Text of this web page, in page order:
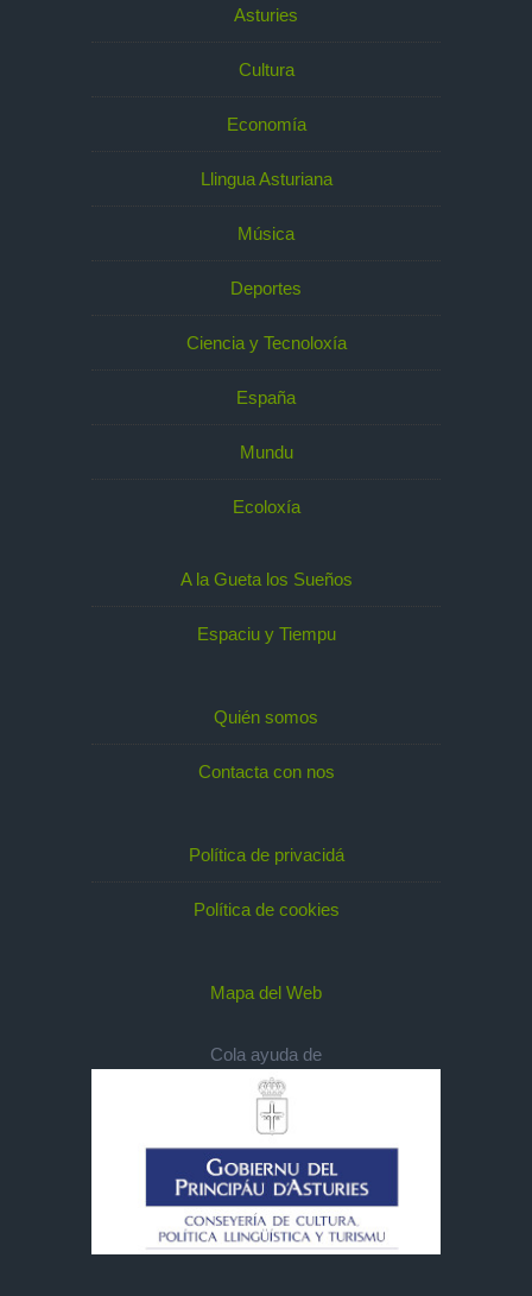
Asturies
Cultura
Economía
Llingua Asturiana
Música
Deportes
Ciencia y Tecnoloxía
España
Mundu
Ecoloxía
A la Gueta los Sueños
Espaciu y Tiempu
Quién somos
Contacta con nos
Política de privacidá
Política de cookies
Mapa del Web
Cola ayuda de